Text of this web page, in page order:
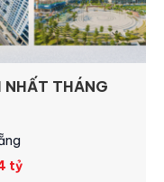
ĐƯỜNG
ĐÀ NẴNG
tỷ